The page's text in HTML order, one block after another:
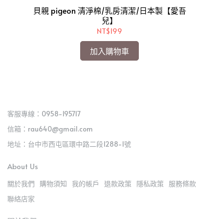
貝親 pigeon 清淨棉/乳房清潔/日本製【愛吾
兒】
NT$199
加入購物車
客服專線：0958-195717
信箱：rau640@gmail.com
地址：台中市西屯區環中路二段1288-1號
About Us
關於我們 購物須知 我的帳戶 退款政策 隱私政策 服務條款
聯絡店家